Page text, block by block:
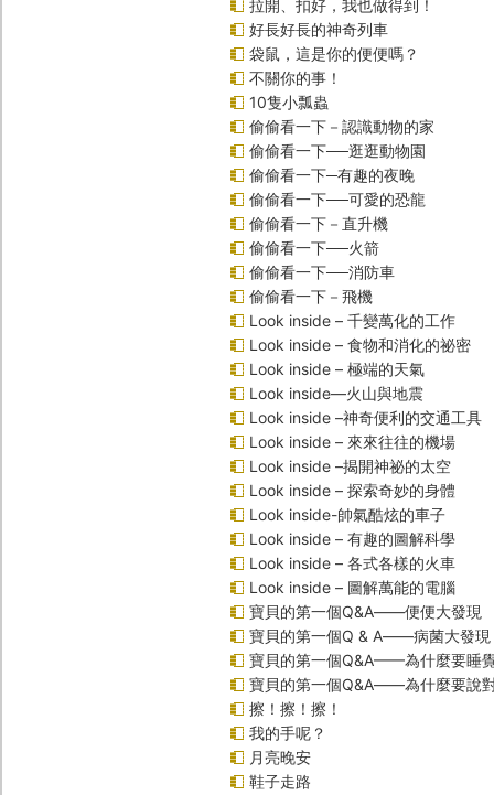
拉開、扣好，我也做得到！
好長好長的神奇列車
袋鼠，這是你的便便嗎？
不關你的事！
10隻小瓢蟲
偷偷看一下－認識動物的家
偷偷看一下──逛逛動物園
偷偷看一下─有趣的夜晚
偷偷看一下──可愛的恐龍
偷偷看一下－直升機
偷偷看一下──火箭
偷偷看一下──消防車
偷偷看一下－飛機
Look inside – 千變萬化的工作
Look inside – 食物和消化的祕密
Look inside – 極端的天氣
Look inside—火山與地震
Look inside –神奇便利的交通工具
Look inside – 來來往往的機場
Look inside –揭開神祕的太空
Look inside – 探索奇妙的身體
Look inside-帥氣酷炫的車子
Look inside – 有趣的圖解科學
Look inside – 各式各樣的火車
Look inside – 圖解萬能的電腦
寶貝的第一個Q&A――便便大發現
寶貝的第一個Q & A――病菌大發現
寶貝的第一個Q&A——為什麼要睡
寶貝的第一個Q&A――為什麼要說
擦！擦！擦！
我的手呢？
月亮晚安
鞋子走路